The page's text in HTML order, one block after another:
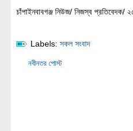
চাঁপাইনবাবগঞ্জ নিউজ/ নিজস্ব প্রতিবেদক/
Labels: সকল সংবাদ
নবীনতর পোস্ট